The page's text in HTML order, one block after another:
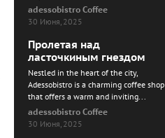
adessobistro Coffee
30 Июня, 2025
Пролетая над
ласточкиным гнездом
Nestled in the heart of the city,
Adessobistro is a charming coffee shop
that offers a warm and inviting...
adessobistro Coffee
30 Июня, 2025